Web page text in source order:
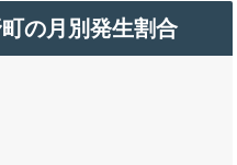
の月別発生割合